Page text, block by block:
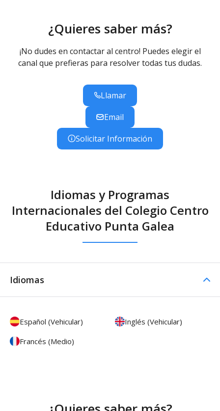
(Presencial)¿Quieres saber más?
¡No dudes en contactar al centro! Puedes elegir el
canal que prefieras para resolver todas tus dudas.
Llamar
Email
Solicitar Información
Idiomas y Programas
Internacionales del Colegio Centro
Educativo Punta Galea
Idiomas
Español (Vehicular)
Inglés (Vehicular)
Francés (Medio)